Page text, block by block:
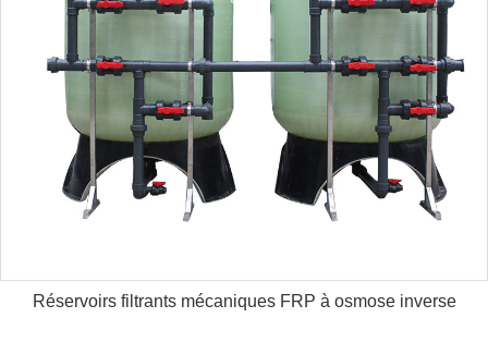
Réservoirs filtrants mécaniques FRP à osmose inverse